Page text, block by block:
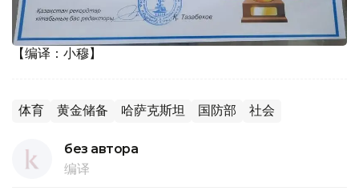
【编译：小穆】
体育 黄金储备 哈萨克斯坦 国防部 社会
без автора
编译